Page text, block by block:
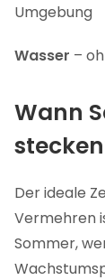
Umgebung
Wasser –
Wann
Der ideale
Vermehren
Sommer,